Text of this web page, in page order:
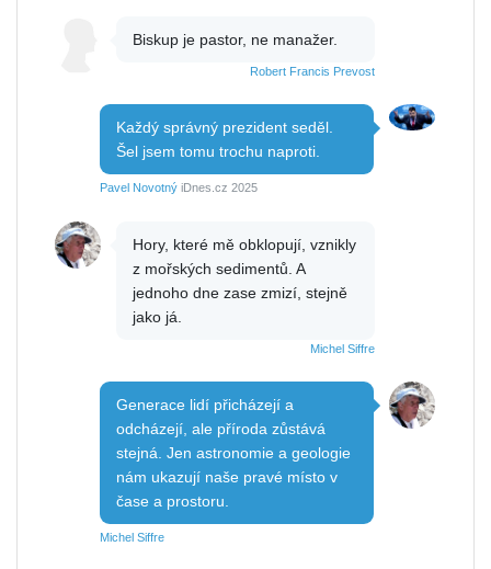
Biskup je pastor, ne manažer.
Robert Francis Prevost
Každý správný prezident seděl.
Šel jsem tomu trochu naproti.
Pavel Novotný iDnes.cz 2025
Hory, které mě obklopují, vznikly
z mořských sedimentů. A
jednoho dne zase zmizí, stejně
jako já.
Michel Siffre
Generace lidí přicházejí a
odcházejí, ale příroda zůstává
stejná. Jen astronomie a geologie
nám ukazují naše pravé místo v
čase a prostoru.
Michel Siffre